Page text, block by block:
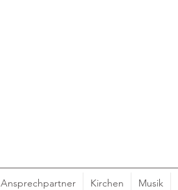
Ansprechpartner Kirchen Musik